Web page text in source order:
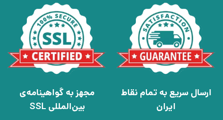
ارسال سریع به تمام نقاط
ایران
مجهز به گواهینامه‌ی
بین‌المللی SSL